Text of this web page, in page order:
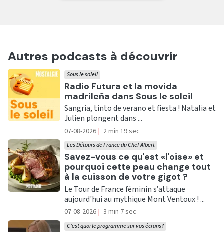
Autres podcasts à découvrir
Ecouter
Radio Futura et la movida
madrileña dans Sous le soleil
Sous le soleil
Sangria, tinto de verano et fiesta ! Natalia et
Julien plongent dans ...
07-08-2026 | 2 min 19 sec
Ecouter
Savez-vous ce qu'est «l'oise» et
pourquoi cette peau change tout
à la cuisson de votre gigot ?
Les Détours de France du Chef Albert
Le Tour de France féminin s’attaque
aujourd'hui au mythique Mont Ventoux ! ...
07-08-2026 | 3 min 7 sec
C'est quoi le programme sur vos écrans?